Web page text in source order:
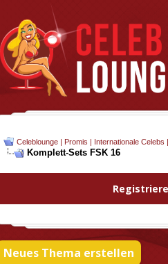
Celeblounge | Promis | Internationale Celebs
Komplett-Sets FSK 16
Neues Thema erstellen